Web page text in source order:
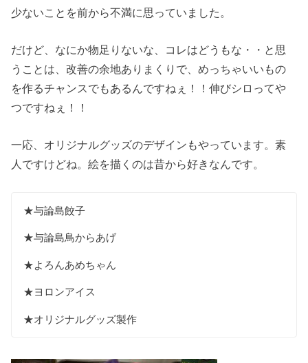
少ないことを前から不満に思っていました。
だけど、なにか物足りないな、コレはどうもな・・と思
うことは、改善の余地ありまくりで、めっちゃいいもの
を作るチャンスでもあるんですねぇ！！伸びシロってや
つですねぇ！！
一応、オリジナルグッズのデザインもやっています。素
人ですけどね。絵を描くのは昔から好きなんです。
★与論島餃子
★与論島鳥からあげ
★よろんあめちゃん
★ヨロンアイス
★オリジナルグッズ製作